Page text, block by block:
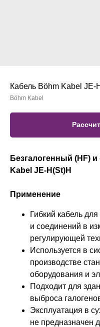
Кабель Böhm Kabel JE-
Böhm Kabel
Безгалогенный (HF)
Kabel JE-H(St)H
Применение
Гибкий кабель
и соединений в
регулирующей
Используется в
производстве
оборудования и
Подходит для
выброса
Эксплуатация в
не предназначен